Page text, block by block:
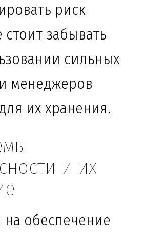
риск
забывать
сильных
менеджеров
их хранения.
и их
на обеспечение